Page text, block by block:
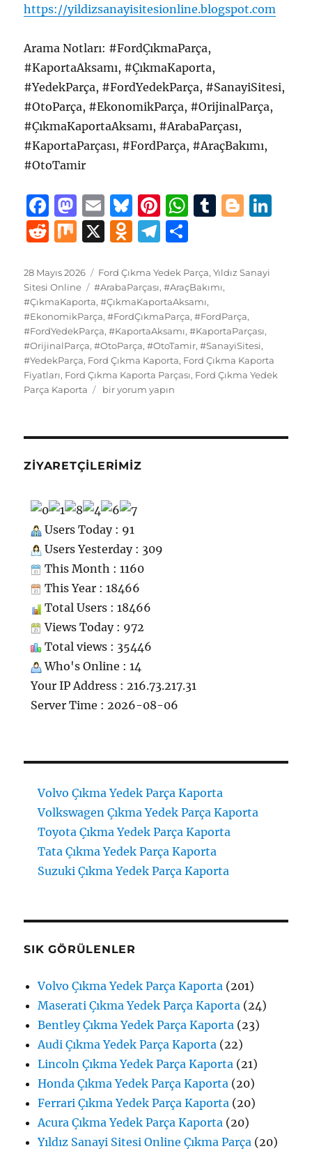
https://yildizsanayisitesionline.blogspot.com
Arama Notları: #FordÇıkmaParça,
#KaportaAksamı, #ÇıkmaKaporta,
#YedekParça, #FordYedekParça, #SanayiSitesi,
#OtoParça, #EkonomikParça, #OrijinalParça,
#ÇıkmaKaportaAksamı, #ArabaParçası,
#KaportaParçası, #FordParça, #AraçBakımı,
#OtoTamir
F
a
c
e
b
o
o
k
M
a
st
o
d
o
n
E
m
ai
l
B
lu
e
s
k
y
Pi
n
te
re
st
W
s
A
p
p
T
bl
r
B
g
R
d
di
t
M X
O
n
o
kl
a
ss
ni
T
e
g
r
a
m
a
re
Yayın
tarihi
28 Mayıs 2026 Kategoriler
Ford Çıkma Yedek Parça,Yıldız Sanayi
Sitesi Online
Etiketler
#ArabaParçası,#AraçBakımı,
#ÇıkmaKaporta,#ÇıkmaKaportaAksamı,
#EkonomikParça,#FordÇıkmaParça,#FordParça,
#FordYedekParça,#KaportaAksamı,#KaportaParçası,
#OrijinalParça,#OtoParça,#OtoTamir,#SanayiSitesi,
#YedekParça, Ford Çıkma Kaporta, Ford Çıkma Kaporta
Fiyatları, Ford Çıkma Kaporta Parçası, Ford Çıkma Yedek
Parça Kaporta
Ford
için
bir yorum yapın
ZIYARETÇILERIMIZ
Users Today : 91
Users Yesterday : 309
This Month : 1160
This Year : 18466
Total Users : 18466
Views Today : 972
Total views : 35446
Who's Online : 14
Your IP Address : 216.73.217.31
Server Time : 2026-08-06
Volvo Çıkma Yedek Parça Kaporta
Volkswagen Çıkma Yedek Parça Kaporta
Toyota Çıkma Yedek Parça Kaporta
Tata Çıkma Yedek Parça Kaporta
Suzuki Çıkma Yedek Parça Kaporta
SIK GÖRÜLENLER
Volvo Çıkma Yedek Parça Kaporta (201)
Maserati Çıkma Yedek Parça Kaporta (24)
Bentley Çıkma Yedek Parça Kaporta (23)
Audi Çıkma Yedek Parça Kaporta (22)
Lincoln Çıkma Yedek Parça Kaporta (21)
Honda Çıkma Yedek Parça Kaporta (20)
Ferrari Çıkma Yedek Parça Kaporta (20)
Acura Çıkma Yedek Parça Kaporta (20)
Yıldız Sanayi Sitesi Online Çıkma Parça (20)